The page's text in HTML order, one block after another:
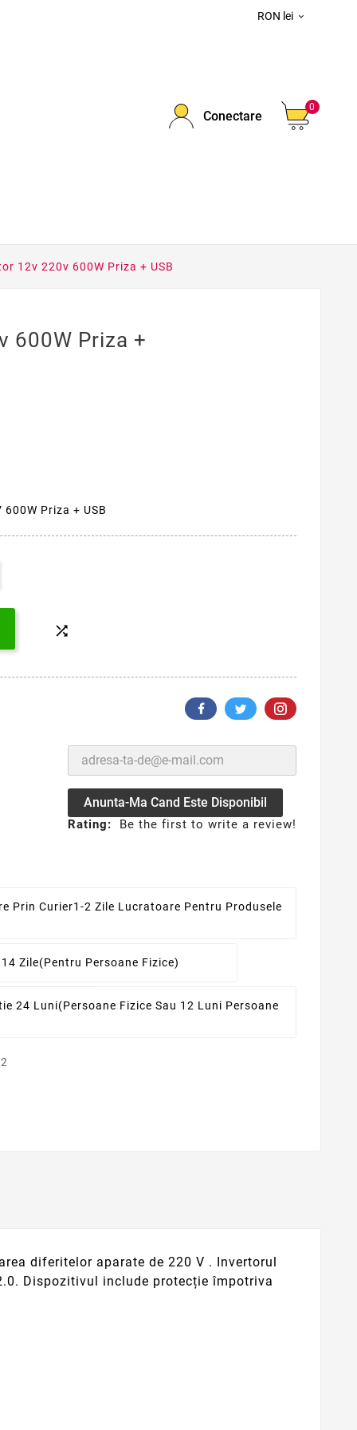
RON lei 
Conectare
0
12v 220v 600W Priza + USB
600W Priza +
Priza + USB

Anunta-Ma Cand Este Disponibil
Rating: Be the first to write a review!
Prin Curier1-2 Zile Lucratoare Pentru Produsele
Zile(pentru Persoane Fizice)
24 Luni(persoane Fizice Sau 12 Luni Persoane
diferitelor aparate de 220 V . Invertorul
Dispozitivul include protecție împotriva